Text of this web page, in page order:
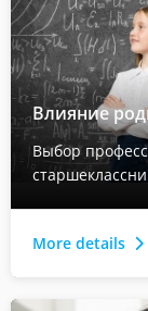
Влияние
Выбор
More details